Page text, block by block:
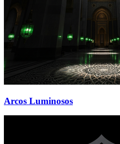
Arcos Luminosos